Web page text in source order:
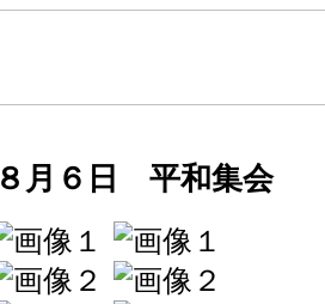
８月６日 平和集会